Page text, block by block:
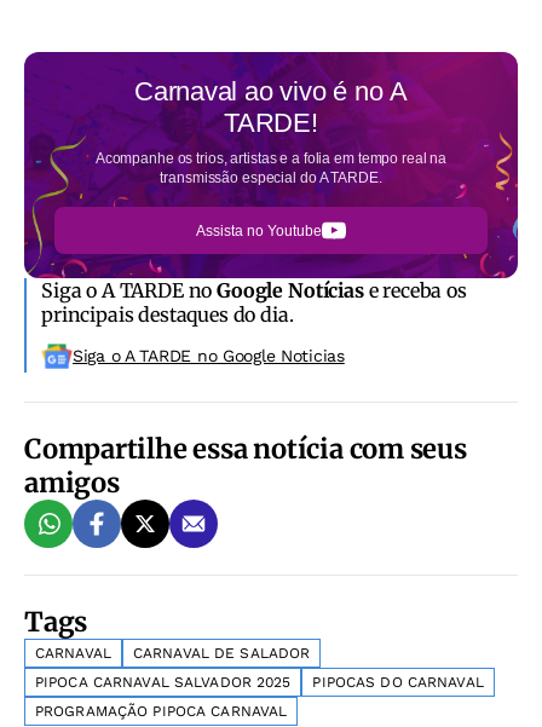
Carnaval ao vivo é noA
TARDE!
Acompanhe os trios, artistas e a folia em tempo real na
transmissão especial do A TARDE.
Assista no Youtube
Siga o A TARDE noGoogle Notíciase receba os
principais destaques do dia.
Siga o A TARDE no Google Noticias
Compartilhe essa notícia com seus
amigos
Tags
CARNAVAL
CARNAVAL DE SALADOR
PIPOCA CARNAVAL SALVADOR 2025
PIPOCAS DO CARNAVAL
PROGRAMAÇÃO PIPOCA CARNAVAL